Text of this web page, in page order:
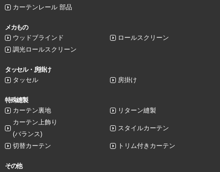
カーテンレール 部品
メカもの
ウッドブラインド
ロールスクリーン
調光ロールスクリーン
タッセル・房掛け
タッセル
房掛け
特殊縫製
カーテン裏地
リターン縫製
カーテン上飾り
(バランス)
スタイルカーテン
切替カーテン トリム付きカーテン
その他